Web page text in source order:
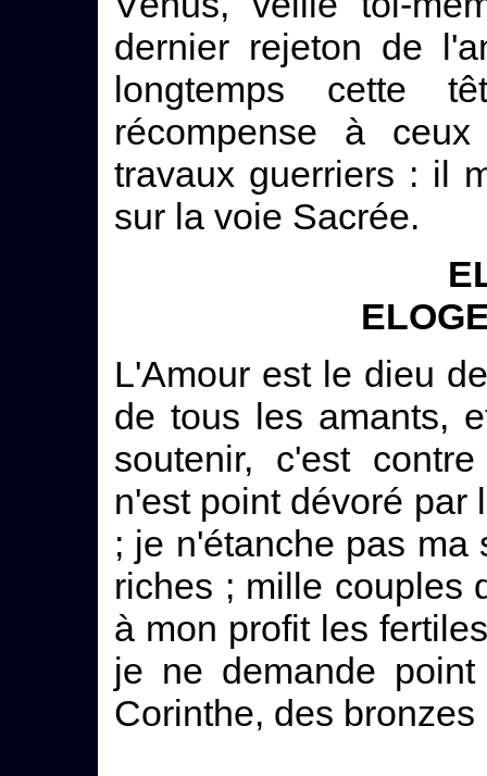
dernier rejeton de
longtemps cette
récompense à
travaux guerriers : il
sur la voie Sacrée.
L'Amour est le dieu
de tous les amants,
soutenir, c'est
n'est point dévoré par
; je n'étanche pas
riches ; mille couples
à mon profit les
je ne demande
Corinthe, des bronzes